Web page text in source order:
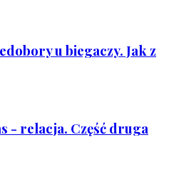
u biegaczy. Jak z
- relacja. Część druga